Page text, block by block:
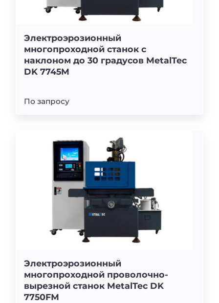
Электроэрозионный
многопроходной станок с
наклоном до 30 градусов MetalTec
DK 7745M
По запросу
Электроэрозионный
многопроходной проволочно-
вырезной станок MetalTec DK
7750FМ